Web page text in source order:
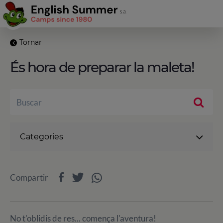
Tornar
És hora de preparar la maleta!
No t'oblidis de res... comença l'aventura!
Categories
Compartir